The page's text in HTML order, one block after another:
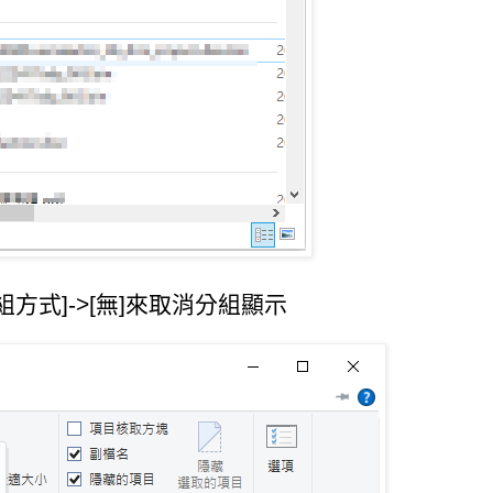
方式]->[無]來取消分組顯示